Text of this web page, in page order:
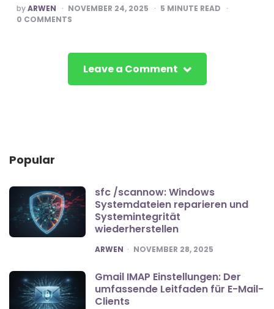
POSTED
BY
byARWEN NOVEMBER 24, 2025 5 MINUTE READ
0 COMMENTS
Leave a Comment
Popular
sfc /scannow: Windows
Systemdateien reparieren und
Systemintegrität
wiederherstellen
POSTED
ARWEN NOVEMBER 28, 2025
Gmail IMAP Einstellungen: Der
umfassende Leitfaden für E-Mail-
Clients